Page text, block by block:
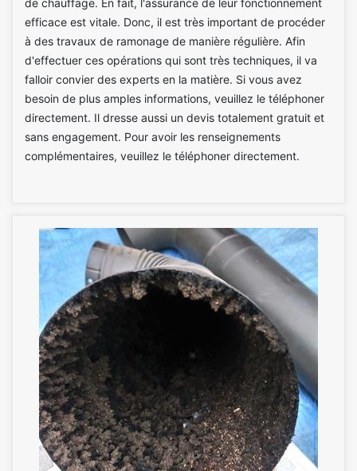
efficace est vitale. Donc, il est très important de procéder
à des travaux de ramonage de manière régulière. Afin
d'effectuer ces opérations qui sont très techniques, il va
falloir convier des experts en la matière. Si vous avez
besoin de plus amples informations, veuillez le téléphoner
directement. Il dresse aussi un devis totalement gratuit et
sans engagement. Pour avoir les renseignements
complémentaires, veuillez le téléphoner directement.